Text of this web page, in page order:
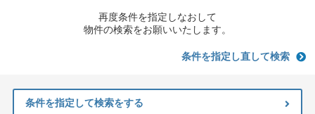
再度条件を指定しなおして
物件の検索をお願いいたします。
条件を指定し直して検索
条件を指定して検索をする